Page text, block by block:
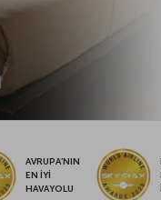
AVRUPA’NIN
EN İYİ
HAVAYOLU